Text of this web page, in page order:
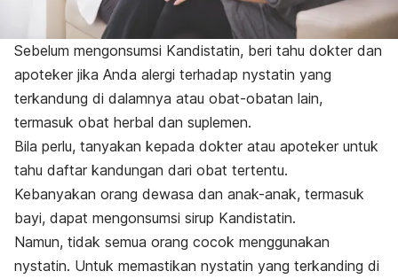
Sebelum mengonsumsi Kandistatin, beri tahu dokter dan
apoteker jika Anda alergi terhadap nystatin yang
terkandung di dalamnya atau obat-obatan lain,
termasuk obat herbal dan suplemen.
Bila perlu, tanyakan kepada dokter atau apoteker untuk
tahu daftar kandungan dari obat tertentu.
Kebanyakan orang dewasa dan anak-anak, termasuk
bayi, dapat mengonsumsi sirup Kandistatin.
Namun, tidak semua orang cocok menggunakan
nystatin. Untuk memastikan nystatin yang terkanding di